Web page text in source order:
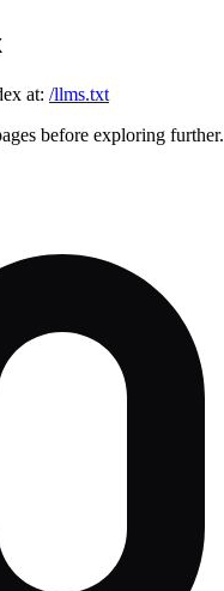
at: /llms.txt
before exploring further.